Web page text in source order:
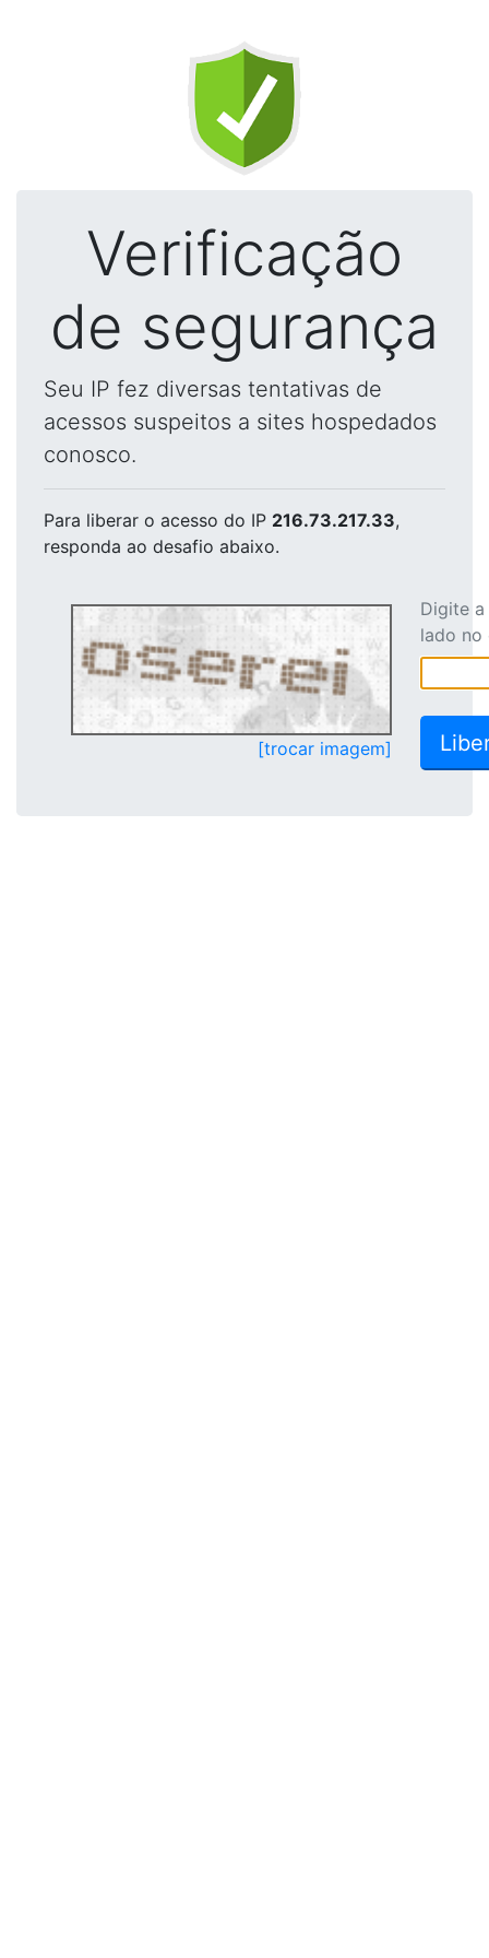
Verificação
de segurança
Seu IP fez diversas tentativas de
acessos suspeitos a sites hospedados
conosco.
Para liberar o acesso do IP 216.73.217.33,
responda ao desafio abaixo.
[trocar imagem]
Digite
lado no